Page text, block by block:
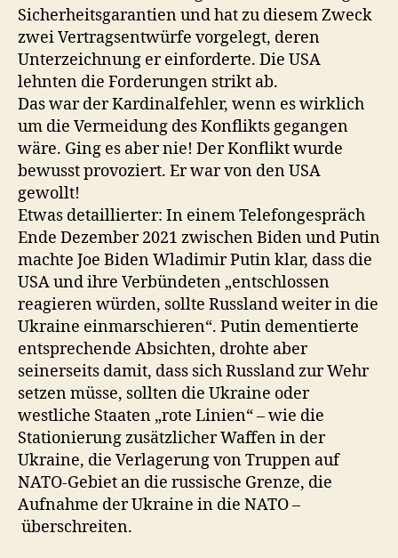
Sicherheitsgarantien und hat zu diesem Zweck
zwei Vertragsentwürfe vorgelegt, deren
Unterzeichnung er einforderte. Die USA
lehnten die Forderungen strikt ab.
Das war der Kardinalfehler, wenn es wirklich
um die Vermeidung des Konflikts gegangen
wäre. Ging es aber nie! Der Konflikt wurde
bewusst provoziert. Er war von den USA
gewollt!
Etwas detaillierter: In einem Telefongespräch
Ende Dezember 2021 zwischen Biden und Putin
machte Joe Biden Wladimir Putin klar, dass die
USA und ihre Verbündeten „entschlossen
reagieren würden, sollte Russland weiter in die
Ukraine einmarschieren“. Putin dementierte
entsprechende Absichten, drohte aber
seinerseits damit, dass sich Russland zur Wehr
setzen müsse, sollten die Ukraine oder
westliche Staaten „rote Linien“ – wie die
Stationierung zusätzlicher Waffen in der
Ukraine, die Verlagerung von Truppen auf
NATO-Gebiet an die russische Grenze, die
Aufnahme der Ukraine in die NATO –
überschreiten.